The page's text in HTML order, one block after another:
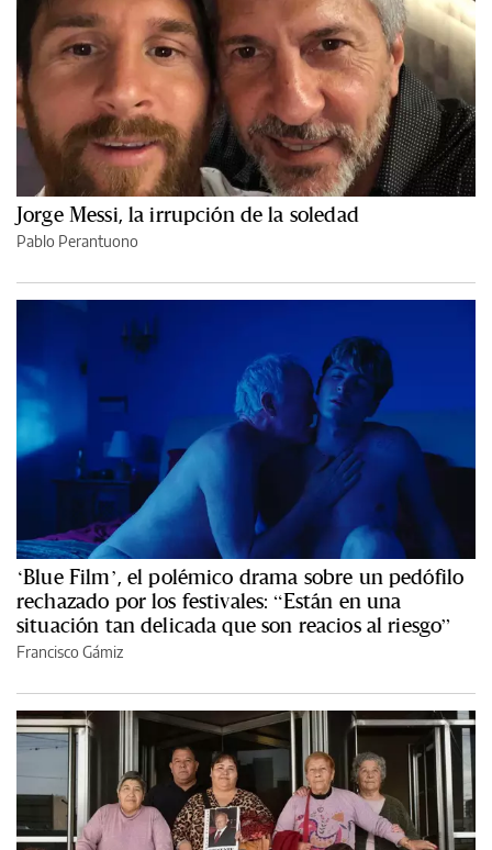
Jorge Messi, la irrupción de la soledad
Pablo Perantuono
‘Blue Film’, el polémico drama sobre un pedófilo
rechazado por los festivales: “Están en una
situación tan delicada que son reacios al riesgo”
Francisco Gámiz